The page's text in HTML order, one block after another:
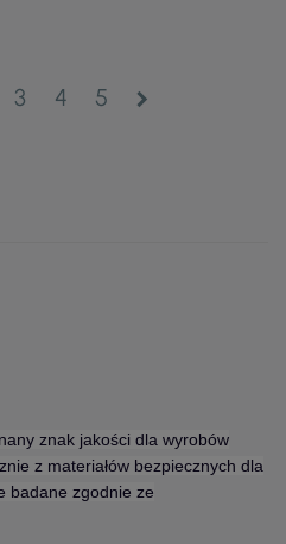
3 4 5 chevron_right
znak jakości dla wyrobów
z materiałów bezpiecznych dla
badane zgodnie ze